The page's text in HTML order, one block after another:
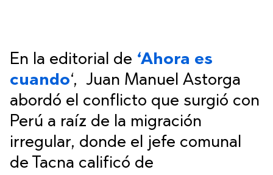
En la editorial de ‘Ahora es
cuando‘, Juan Manuel Astorga
abordó el conflicto que surgió con
Perú a raíz de la migración
irregular, donde el jefe comunal
de Tacna calificó de